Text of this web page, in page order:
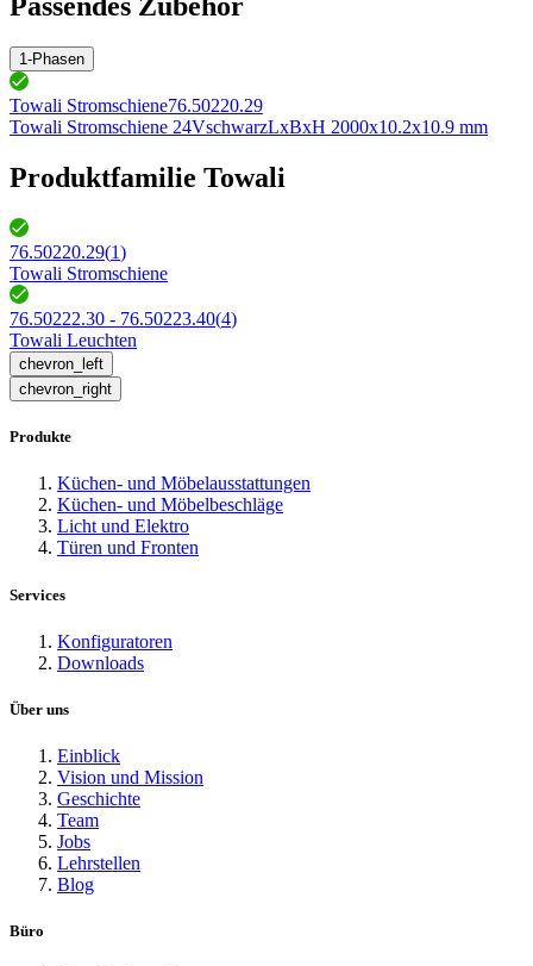
Passendes Zubehör
1-Phasen
Towali Stromschiene76.50220.29
Towali Stromschiene 24VschwarzLxBxH 2000x10.2x10.9 mm
Produktfamilie Towali
76.50220.29(1)
Towali Stromschiene
76.50222.30 - 76.50223.40(4)
Towali Leuchten
chevron_left
chevron_right
Produkte
Küchen- und Möbelausstattungen
Küchen- und Möbelbeschläge
Licht und Elektro
Türen und Fronten
Services
Konfiguratoren
Downloads
Über uns
Einblick
Vision und Mission
Geschichte
Team
Jobs
Lehrstellen
Blog
Büro